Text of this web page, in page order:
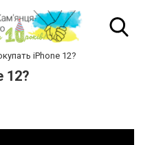
iPhone 12?
12?